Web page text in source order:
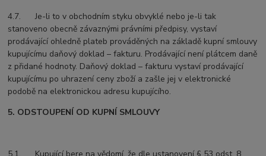
4.7. Je-li to v obchodním styku obvyklé nebo je-li tak
stanoveno obecně závaznými právními předpisy, vystaví
prodávající ohledně plateb prováděných na základě kupní smlouvy
kupujícímu daňový doklad – fakturu. Prodávající není plátcem daně
z přidané hodnoty. Daňový doklad – fakturu vystaví prodávající
kupujícímu po uhrazení ceny zboží a zašle jej v elektronické
podobě na elektronickou adresu kupujícího.
5. ODSTOUPENÍ OD KUPNÍ SMLOUVY